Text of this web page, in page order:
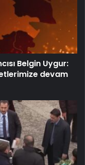
Belgin Uygur:
devam